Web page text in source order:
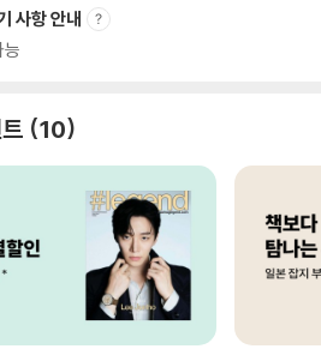
사항 안내
능
10